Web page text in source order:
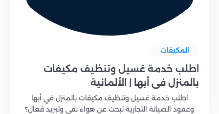
المكيفات
اطلب خدمة غسيل وتنظيف مكيفات
بالمنزل في أبها | الألمانية
اطلب خدمة غسيل وتنظيف مكيفات بالمنزل في أبها
وعقود الصيانة التجارية تبحث عن هواء نقي وتبريد فعال؟